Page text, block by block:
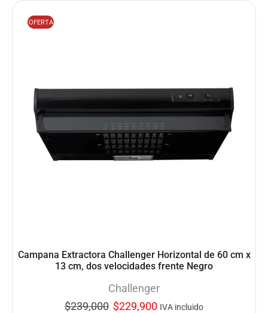
OFERTA
Campana Extractora Challenger Horizontal de 60 cm x
13 cm, dos velocidades frente Negro
Challenger
$239,000 $229,900 IVA incluido